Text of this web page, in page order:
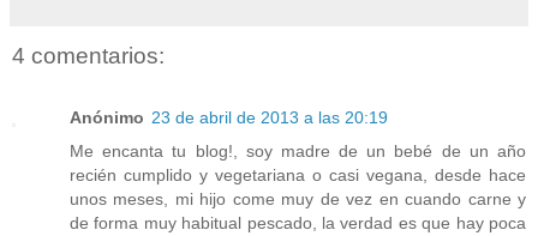
4 comentarios:
Anónimo 23 de abril de 2013 a las 20:19
Me encanta tu blog!, soy madre de un bebé de un año
recién cumplido y vegetariana o casi vegana, desde hace
unos meses, mi hijo come muy de vez en cuando carne y
de forma muy habitual pescado, la verdad es que hay poca